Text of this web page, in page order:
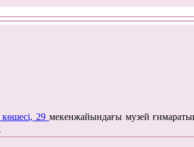
көшесі, 29 мекенжайындағы музей